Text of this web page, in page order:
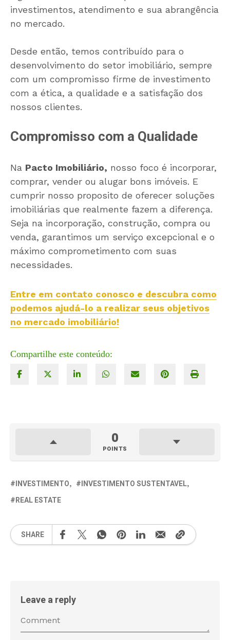
investimentos, atendimento e sua abrangência
no mercado.
Desde então, temos contribuído para o
desenvolvimento do setor imobiliário, sempre
com um compromisso firme de investimento
com a ética, a qualidade e a satisfação dos
nossos clientes.
Compromisso com a Qualidade
Na Pacto Imobiliário, nosso foco é incorporar,
comprar, vender ou alugar bons imóveis. E
cumprir nosso proposito de oferecer soluções
imobiliárias que realmente fazem a diferença.
Seja na incorporação, construção, compra ou
venda, garantimos um serviço excepcional e o
máximo comprometimento com suas
necessidades.
Entre em contato conosco e descubra como
podemos ajudá-lo a realizar seus objetivos
no mercado imobiliário!
Compartilhe este conteúdo:
0
POINTS
INVESTIMENTO
INVESTIMENTO SUSTENTAVEL
REAL ESTATE
SHARE
Leave a reply